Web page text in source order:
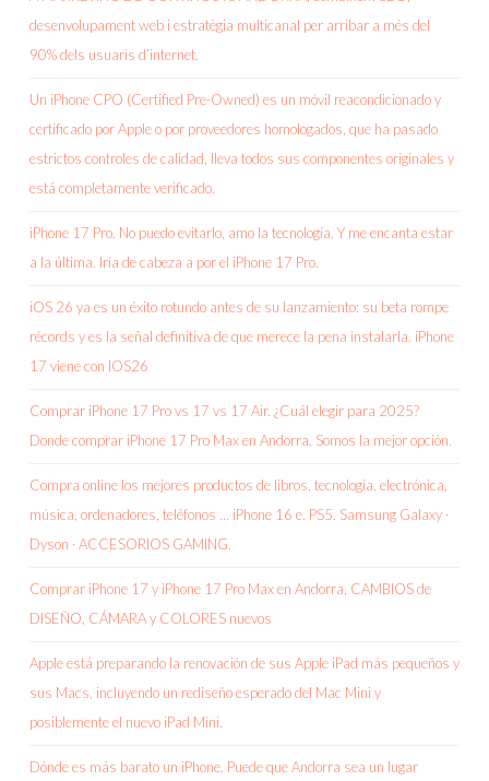
desenvolupament web i estratègia multicanal per arribar a més del
90% dels usuaris d’internet.
Un iPhone CPO (Certified Pre-Owned) es un móvil reacondicionado y
certificado por Apple o por proveedores homologados, que ha pasado
estrictos controles de calidad, lleva todos sus componentes originales y
está completamente verificado.
iPhone 17 Pro. No puedo evitarlo, amo la tecnología. Y me encanta estar
a la última. Iría de cabeza a por el iPhone 17 Pro.
iOS 26 ya es un éxito rotundo antes de su lanzamiento: su beta rompe
récords y es la señal definitiva de que merece la pena instalarla. iPhone
17 viene con IOS26
Comprar iPhone 17 Pro vs 17 vs 17 Air. ¿Cuál elegir para 2025?
Donde comprar iPhone 17 Pro Max en Andorra. Somos la mejor opción.
Compra online los mejores productos de libros, tecnología, electrónica,
música, ordenadores, teléfonos … iPhone 16 e. PS5. Samsung Galaxy ·
Dyson · ACCESORIOS GAMING.
Comprar iPhone 17 y iPhone 17 Pro Max en Andorra, CAMBIOS de
DISEÑO, CÁMARA y COLORES nuevos
Apple está preparando la renovación de sus Apple iPad más pequeños y
sus Macs, incluyendo un rediseño esperado del Mac Mini y
posiblemente el nuevo iPad Mini.
Dónde es más barato un iPhone. Puede que Andorra sea un lugar